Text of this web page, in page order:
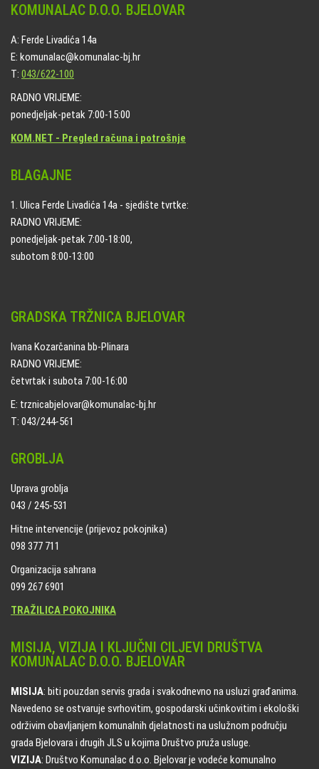
KOMUNALAC D.O.O. BJELOVAR
A: Ferde Livadića 14a
E: komunalac@komunalac-bj.hr
T: 043/622-100
RADNO VRIJEME:
ponedjeljak-petak 7:00-15:00
KOM.NET - Pregled računa i potrošnje
BLAGAJNE
1. Ulica Ferde Livadića 14a - sjedište tvrtke:
RADNO VRIJEME:
ponedjeljak-petak 7:00-18:00,
subotom 8:00-13:00
GRADSKA TRŽNICA BJELOVAR
Ivana Kozarčanina bb-Plinara
RADNO VRIJEME:
četvrtak i subota 7:00-16:00
E: trznicabjelovar@komunalac-bj.hr
T: 043/244-561
GROBLJA
Uprava groblja
043 / 245-531
Hitne intervencije (prijevoz pokojnika)
098 377 711
Organizacija sahrana
099 267 6901
TRAŽILICA POKOJNIKA
MISIJA, VIZIJA I KLJUČNI CILJEVI DRUŠTVA
KOMUNALAC D.O.O. BJELOVAR
MISIJA: biti pouzdan servis grada i svakodnevno na usluzi građanima.
Navedeno se ostvaruje svrhovitim, gospodarski učinkovitim i ekološki
održivim obavljanjem komunalnih djelatnosti na uslužnom području
grada Bjelovara i drugih JLS u kojima Društvo pruža usluge.
VIZIJA: Društvo Komunalac d.o.o. Bjelovar je vodeće komunalno